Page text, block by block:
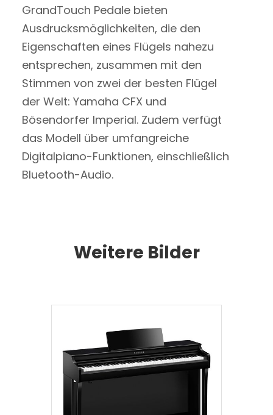
GrandTouch Pedale bieten
Ausdrucksmöglichkeiten, die den
Eigenschaften eines Flügels nahezu
entsprechen, zusammen mit den
Stimmen von zwei der besten Flügel
der Welt: Yamaha CFX und
Bösendorfer Imperial. Zudem verfügt
das Modell über umfangreiche
Digitalpiano-Funktionen, einschließlich
Bluetooth-Audio.
Weitere Bilder